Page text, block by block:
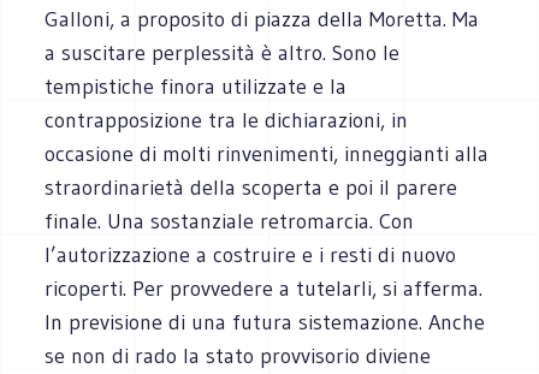
Galloni, a proposito di piazza della Moretta. Ma
a suscitare perplessità è altro. Sono le
tempistiche finora utilizzate e la
contrapposizione tra le dichiarazioni, in
occasione di molti rinvenimenti, inneggianti alla
straordinarietà della scoperta e poi il parere
finale. Una sostanziale retromarcia. Con
l’autorizzazione a costruire e i resti di nuovo
ricoperti. Per provvedere a tutelarli, si afferma.
In previsione di una futura sistemazione. Anche
se non di rado la stato provvisorio diviene